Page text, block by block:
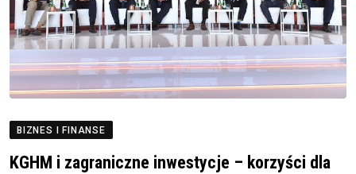
BIZNES I FINANSE
KGHM i zagraniczne inwestycje – korzyści dla